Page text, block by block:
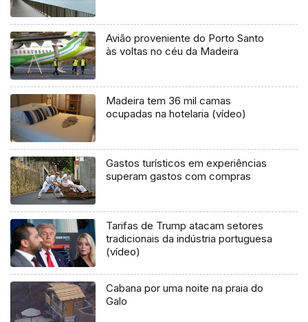
Avião proveniente do Porto Santo
às voltas no céu da Madeira
Madeira tem 36 mil camas
ocupadas na hotelaria (vídeo)
Gastos turísticos em experiências
superam gastos com compras
Tarifas de Trump atacam setores
tradicionais da indústria portuguesa
(vídeo)
Cabana por uma noite na praia do
Galo